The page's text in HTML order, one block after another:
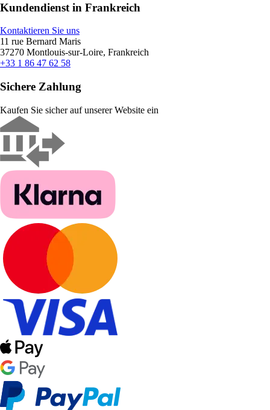
Kundendienst in Frankreich
Kontaktieren Sie uns
11 rue Bernard Maris
37270 Montlouis-sur-Loire, Frankreich
+33 1 86 47 62 58
Sichere Zahlung
Kaufen Sie sicher auf unserer Website ein